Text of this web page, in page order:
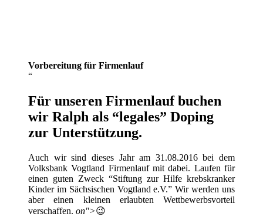
Vorbereitung für Firmenlauf
Für unseren Firmenlauf buchen
wir Ralph als “legales” Doping
zur Unterstützung.
Auch wir sind dieses Jahr am 31.08.2016 bei dem
Volksbank Vogtland Firmenlauf mit dabei. Laufen für
einen guten Zweck “Stiftung zur Hilfe krebskranker
Kinder im Sächsischen Vogtland e.V.” Wir werden uns
aber einen kleinen erlaubten Wettbewerbsvorteil
verschaffen. on">😉